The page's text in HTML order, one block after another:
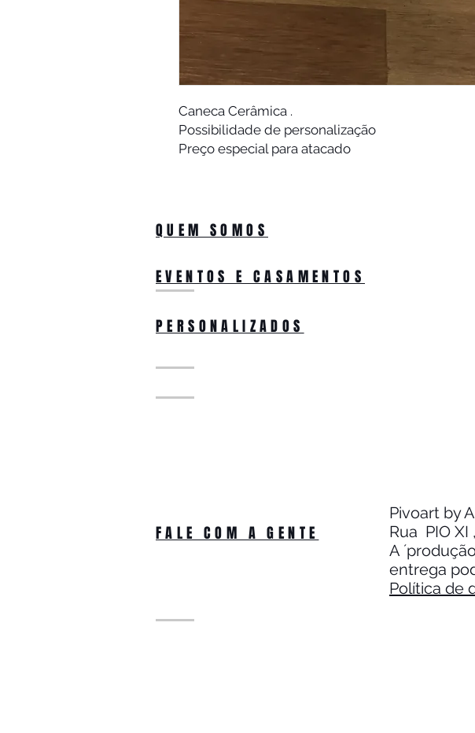
Caneca Cerâmica .
Possibilidade de personalização
Preço especial para atacado
QUEM SOMOS
EVENTOS E CASAMENTOS
PERSONALIZADOS
FALE COM A GENTE
Pivoart by
Rua PIO XI
A
entrega
Política de